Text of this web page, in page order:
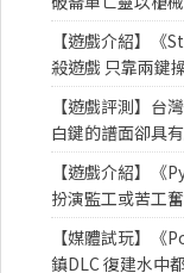
【遊戲介紹】《
殺遊戲 只靠兩鍵
【遊戲評測】台
白鍵的譜面卻具
【遊戲介紹】《
扮演監工或苦工
【媒體試玩】
鎮DLC 復建水中